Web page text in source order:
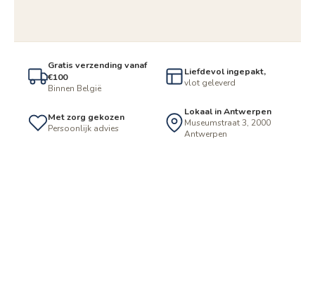
Gratis verzending vanaf
€100
Binnen België
Liefdevol ingepakt,
vlot geleverd
Met zorg gekozen
Persoonlijk advies
Lokaal in Antwerpen
Museumstraat 3, 2000
Antwerpen